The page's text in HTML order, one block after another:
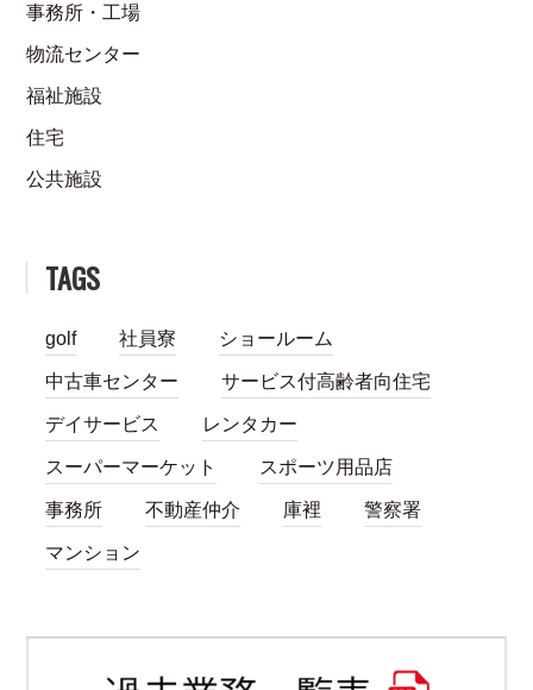
事務所・工場
物流センター
福祉施設
住宅
公共施設
TAGS
golf 社員寮 ショールーム
中古車センター サービス付高齢者向住宅
デイサービス レンタカー
スーパーマーケット スポーツ用品店
事務所 不動産仲介 庫裡 警察署
マンション